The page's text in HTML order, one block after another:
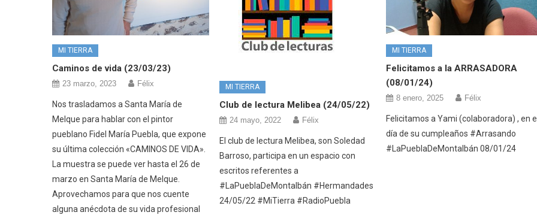
MI TIERRA
Caminos de vida (23/03/23)
23 marzo, 2023 Félix
Nos trasladamos a Santa María de
Melque para hablar con el pintor
pueblano Fidel María Puebla, que expone
su última colección «CAMINOS DE VIDA».
La muestra se puede ver hasta el 26 de
marzo en Santa María de Melque.
Aprovechamos para que nos cuente
alguna anécdota de su vida profesional
MI TIERRA
Club de lectura Melibea (24/05/22)
24 mayo, 2022 Félix
El club de lectura Melibea, son Soledad
Barroso, participa en un espacio con
escritos referentes a
#LaPueblaDeMontalbán #Hermandades
24/05/22 #MiTierra #RadioPuebla
MI TIERRA
Felicitamos a la ARRASADORA
(08/01/24)
8 enero, 2025 Félix
Felicitamos a Yami (colaboradora) , en
día de su cumpleaños #Arrasando
#LaPueblaDeMontalbán 08/01/24